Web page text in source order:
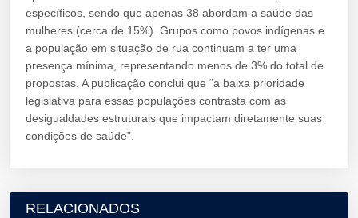
específicos, sendo que apenas 38 abordam a saúde das
mulheres (cerca de 15%). Grupos como povos indígenas e
a população em situação de rua continuam a ter uma
presença mínima, representando menos de 3% do total de
propostas. A publicação conclui que “a baixa prioridade
legislativa para essas populações contrasta com as
desigualdades estruturais que impactam diretamente suas
condições de saúde”.
RELACIONADOS